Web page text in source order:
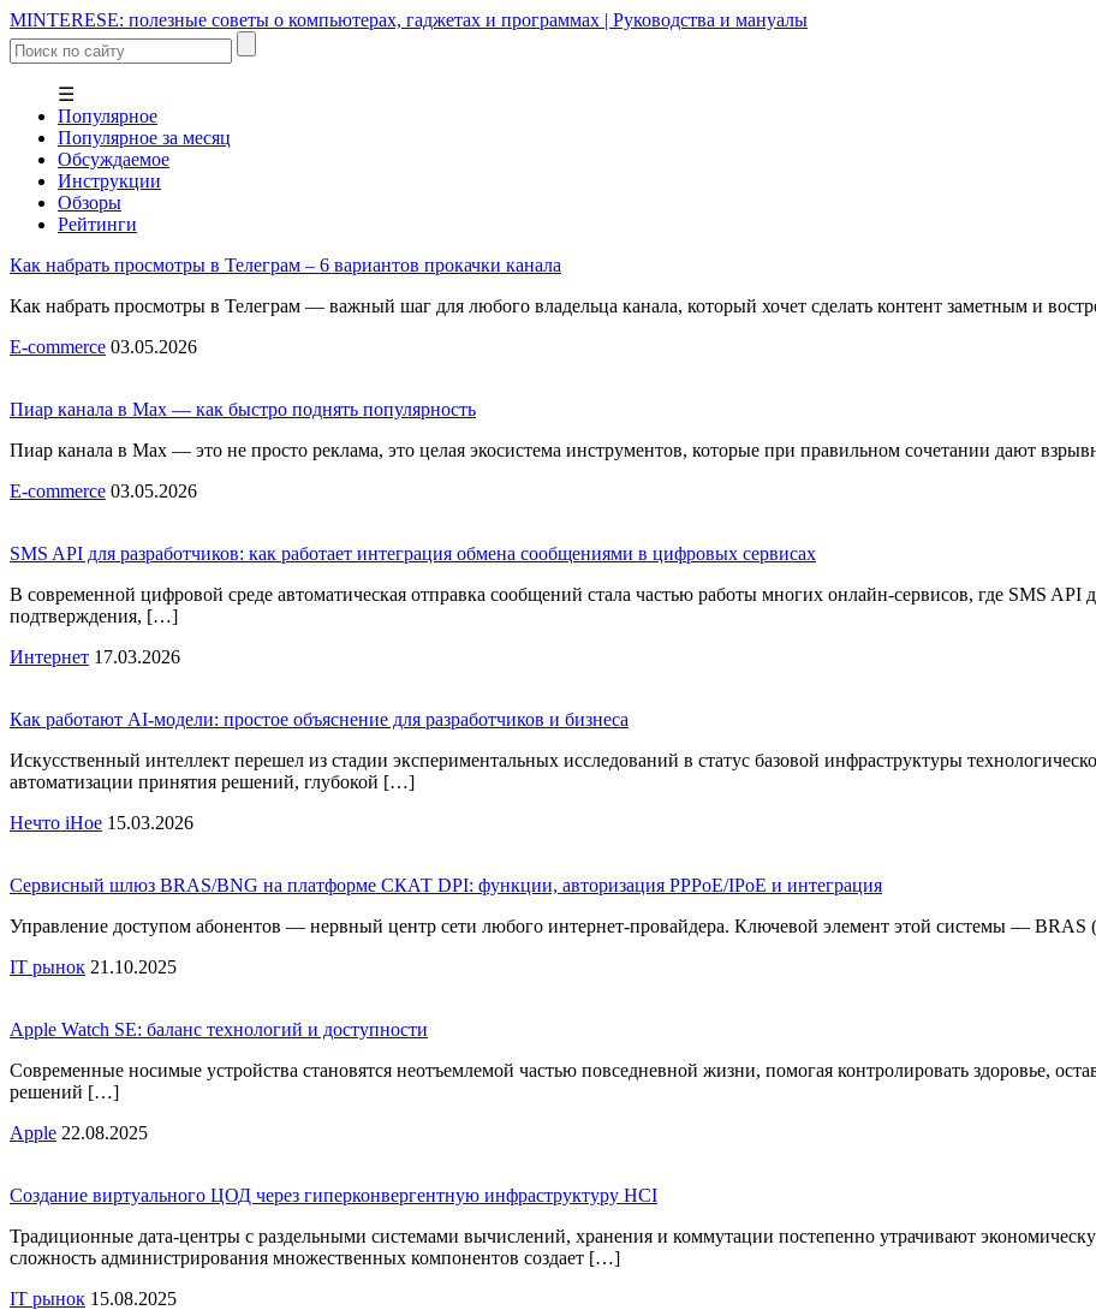
MINTERESE: полезные советы о компьютерах, гаджетах и программах | Руководства и мануалы
☰
Популярное
Популярное за месяц
Обсуждаемое
Инструкции
Обзоры
Рейтинги
Как набрать просмотры в Телеграм – 6 вариантов прокачки канала
Как набрать просмотры в Телеграм — важный шаг для любого владельца канала, который хочет сделать контент заметным и
E-commerce 03.05.2026
Пиар канала в Max — как быстро поднять популярность
Пиар канала в Max — это не просто реклама, это целая экосистема инструментов, которые при правильном сочетании дают
E-commerce 03.05.2026
SMS API для разработчиков: как работает интеграция обмена сообщениями в цифровых сервисах
В современной цифровой среде автоматическая отправка сообщений стала частью работы многих онлайн-сервисов, где SMS API
подтверждения, […]
Интернет 17.03.2026
Как работают AI-модели: простое объяснение для разработчиков и бизнеса
Искусственный интеллект перешел из стадии экспериментальных исследований в статус базовой инфраструктуры
автоматизации принятия решений, глубокой […]
Нечто iНое 15.03.2026
Сервисный шлюз BRAS/BNG на платформе СКАТ DPI: функции, авторизация PPPoE/IPoE и интеграция
Управление доступом абонентов — нервный центр сети любого интернет-провайдера. Ключевой элемент этой системы —
IT рынок 21.10.2025
Apple Watch SE: баланс технологий и доступности
Современные носимые устройства становятся неотъемлемой частью повседневной жизни, помогая контролировать здоровье,
решений […]
Apple 22.08.2025
Создание виртуального ЦОД через гиперконвергентную инфраструктуру HCI
Традиционные дата‑центры с раздельными системами вычислений, хранения и коммутации постепенно утрачивают
сложность администрирования множественных компонентов создает […]
IT рынок 15.08.2025